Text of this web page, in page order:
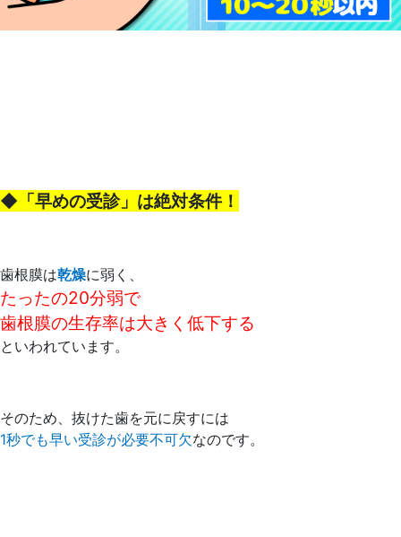
◆「早めの受診」は絶対条件！
歯根膜は乾燥に弱く、
たったの20分弱で
歯根膜の生存率は大きく低下する
といわれています。
そのため、抜けた歯を元に戻すには
1秒でも早い受診が必要不可欠なのです。